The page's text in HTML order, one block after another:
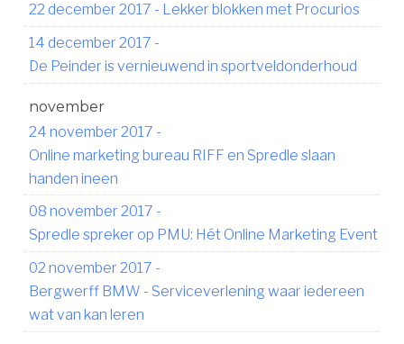
22 december 2017 - Lekker blokken met Procurios
14 december 2017 -
De Peinder is vernieuwend in sportveldonderhoud
november
24 november 2017 -
Online marketing bureau RIFF en Spredle slaan
handen ineen
08 november 2017 -
Spredle spreker op PMU: Hét Online Marketing Event
02 november 2017 -
Bergwerff BMW - Serviceverlening waar iedereen
wat van kan leren